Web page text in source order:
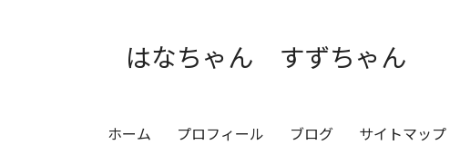
はなちゃん すずちゃん
ホーム プロフィール ブログ サイトマップ